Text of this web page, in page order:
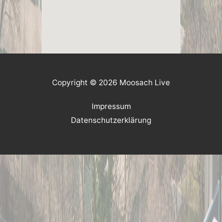
Copyright © 2026 Moosach Live
Impressum
Datenschutzerklärung